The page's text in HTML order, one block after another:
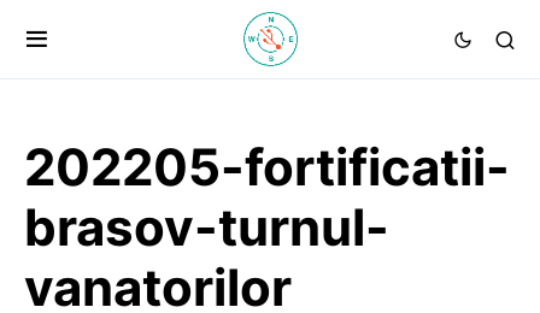
202205-fortificatii-
brasov-turnul-
vanatorilor